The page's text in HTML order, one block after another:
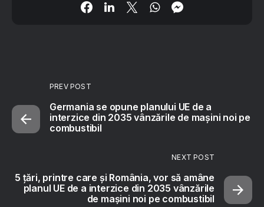
PREV POST
Germania se opune planului UE de a
interzice din 2035 vânzările de mașini noi pe
combustibil
NEXT POST
5 țări, printre care și România, vor să amâne
planul UE de a interzice din 2035 vânzările
de mașini noi pe combustibil